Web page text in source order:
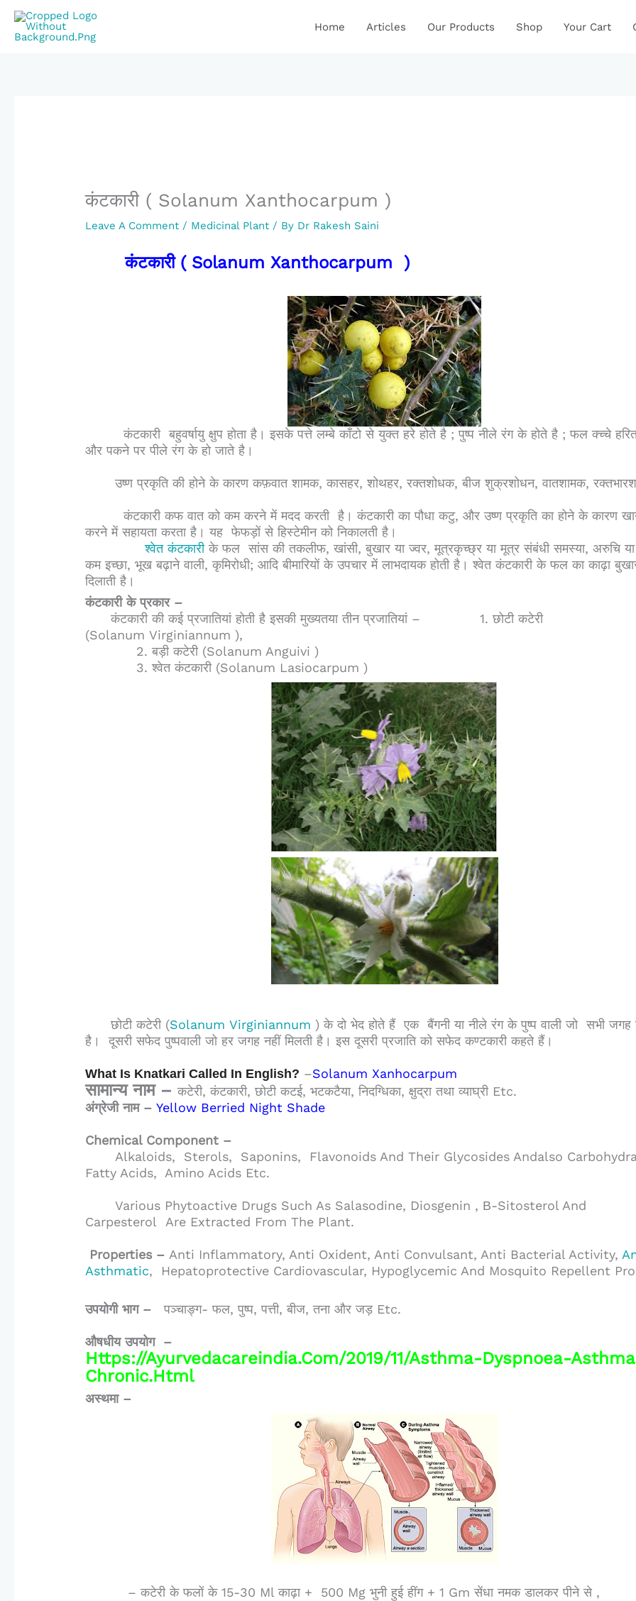
Content
Home Articles Our Products Shop Your Cart
कंटकारी ( Solanum Xanthocarpum )
Leave A Comment / Medicinal Plant / By Dr Rakesh Saini
कंटकारी ( Solanum Xanthocarpum )
कंटकारी बहुवर्षायु क्षुप होता है। इसके पत्ते लम्बे काँटो से युक्त हरे होते है ; पुष्प नीले रंग के होते है ; फल क्च्चे
और पकने पर पीले रंग के हो जाते है।
उष्ण प्रकृति की होने के कारण कफ़वात शामक, कासहर, शोथहर, रक्तशोधक, बीज शुक्रशोधन, वातशामक,
कंटकारीकफ वात को कम करने में मदद करती है।कंटकारीका पौधा कटु, औरउष्ण प्रकृति का होने के कारण
करने में सहायता करता है। यह फेफड़ों से हिस्टेमीन को निकालती है।
श्वेत कंटकारीके फल सांस की तकलीफ, खांसी, बुखार या ज्वर, मूत्रकृच्छ्र या मूत्र संबंधी समस्या, अरुचि
कम इच्छा, भूख बढ़ाने वाली, कृमिरोधी; आदि बीमारियों के उपचार में लाभदायक होती है। श्वेत कंटकारी के फल का काढ़ा
दिलाती है।
कंटकारी के प्रकार –
कंटकारीकी कई प्रजातियां होती है इसकी मुख्यतया तीन प्रजातियां – 1. छोटी कटेरी
(Solanum Virginiannum ),
2. बड़ी कटेरी (Solanum Anguivi )
3. श्वेत कंटकारी (Solanum Lasiocarpum )
छोटी कटेरी (Solanum Virginiannum )के दो भेद होते हैं एक बैंगनी या नीले रंग के पुष्प वाली जो सभी जगह
है। दूसरी सफेद पुष्पवाली जो हर जगह नहीं मिलती है। इस दूसरी प्रजाति को सफेद कण्टकारी कहते हैं।
What Is Knatkari Called In English? –Solanum Xanhocarpum
सामान्य नाम –कटेरी, कंटकारी, छोटी कटई, भटकटैया, निदग्धिका, क्षुद्रा तथा व्याघ्री Etc.
अंग्रेजी नाम – Yellow Berried Night Shade
Chemical Component –
ALkaloids, Sterols, Saponins, Flavonoids And Their Glycosides Andalso
Fatty Acids, Amino Acids Etc.
Various Phytoactive Drugs Such As Salasodine, Diosgenin , Β-Sitosterol And
Carpesterol
Are Extracted FromThe Plant.
Properties – Anti Inflammatory, Anti Oxident, Anti Convulsant, Anti Bacterial Activity,
Asthmatic, Hepatoprotective Cardiovascular, Hypoglycemic And Mosquito Repellent
उपयोगी भाग – पञ्चाङ्ग-फल,पुष्प,पत्ती,बीज,तना और जड़ Etc.
औषधीय उपयोग –
Https://ayurvedacareindia.com/2019/11/asthma-Dyspnoea-
Chronic.html
अस्थमा –
– कटेरी के फलों के 15-30 Ml काढ़ा + 500 Mg भुनी हुई हींग + 1 Gm सेंधा नमक डालकर पीने से ,